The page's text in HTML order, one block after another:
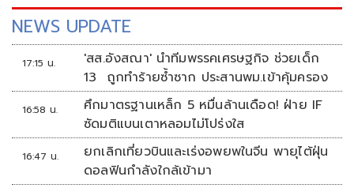
NEWS UPDATE
17:15 น.
'สส.อังสณา' นำทีมพรรคเศรษฐกิจ ช่วยเด็ก
13 ถูกทำร้ายซ้ำซาก ประสานพม.เข้าคุ้มครอง
16:58 น.
ศึกมาตรฐานเหล็ก 5 หมื่นล้านเดือด! ฝ่าย IF
ซัดมติแบนเตาหลอมไม่โปร่งใส
16:47 น.
ยกเลิกเที่ยวบินและเร่งอพยพในจีน พายุไต้ฝุ่น
ดอลฟินกำลังใกล้เข้ามา